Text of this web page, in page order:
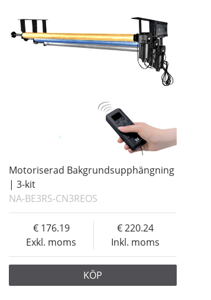
Motoriserad Bakgrundsupphängning
| 3-kit
NA-BE3RS-CN3REOS
Exkl. moms
176.19
Inkl. moms
220.24
KÖP